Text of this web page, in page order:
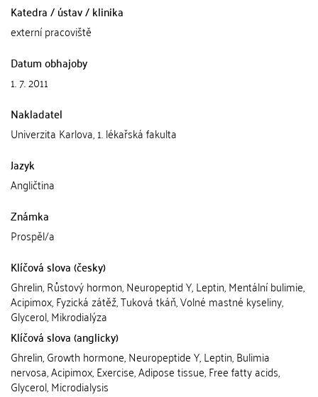
Katedra / ústav / klinika
externí pracoviště
Datum obhajoby
1. 7. 2011
Nakladatel
Univerzita Karlova, 1. lékařská fakulta
Jazyk
Angličtina
Známka
Prospěl/a
Klíčová slova (česky)
Ghrelin, Růstový hormon, Neuropeptid Y, Leptin, Mentální bulimie,
Acipimox, Fyzická zátěž, Tuková tkáň, Volné mastné kyseliny,
Glycerol, Mikrodialýza
Klíčová slova (anglicky)
Ghrelin, Growth hormone, Neuropeptide Y, Leptin, Bulimia
nervosa, Acipimox, Exercise, Adipose tissue, Free fatty acids,
Glycerol, Microdialysis